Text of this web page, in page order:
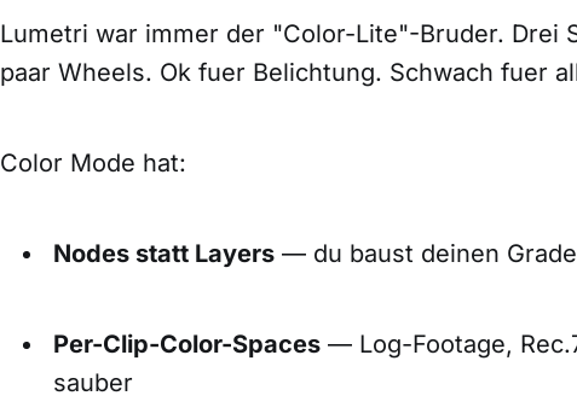
Lumetri war immer der "Color-Lite"-Bruder. Drei
paar Wheels. Ok fuer Belichtung. Schwach fuer
Color Mode hat:
Nodes statt Layers — du baust deinen
Per-Clip-Color-Spaces — Log-Footage,
sauber